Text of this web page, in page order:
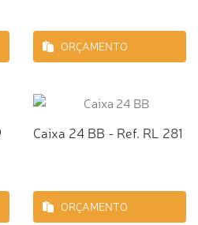
ORÇAMENTO
Caixa 24 BB - Ref. RL 281
ORÇAMENTO